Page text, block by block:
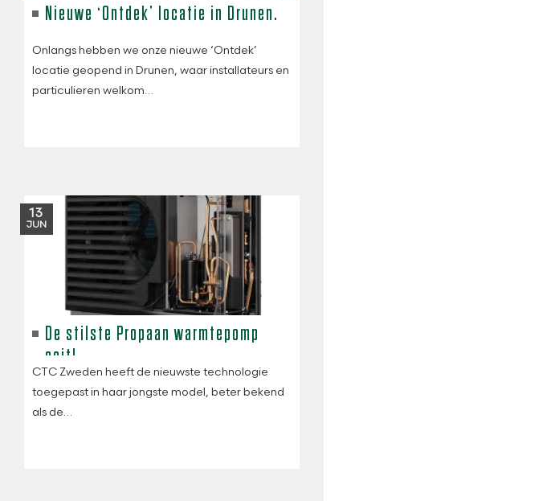
Nieuwe ‘Ontdek’ locatie in Drunen.
Onlangs hebben we onze nieuwe ‘Ontdek’
locatie geopend in Drunen, waar installateurs en
particulieren welkom…
13
JUN
De stilste Propaan warmtepomp
ooit!
CTC Zweden heeft de nieuwste technologie
toegepast in haar jongste model, beter bekend
als de…